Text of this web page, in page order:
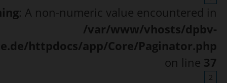
: A non-numeric value encountered in
/var/www/vhosts/dpbv-
httpdocs/app/Core/Paginator.php
on line 37
2